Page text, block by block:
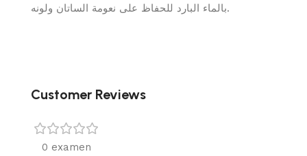
بالماء البارد للحفاظ على نعومة الساتان ولونه.
Customer Reviews
0 examen